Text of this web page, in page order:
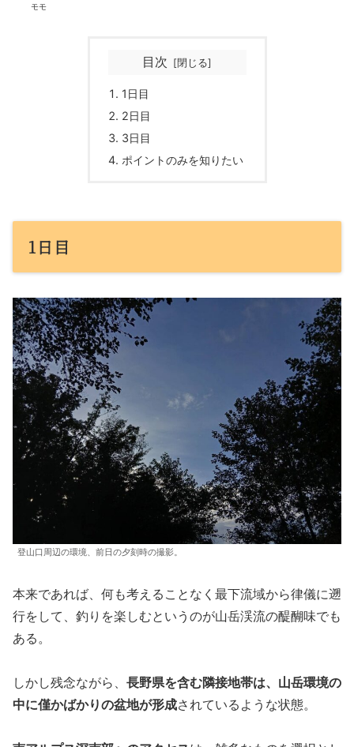
モモ
目次
1日目
2日目
3日目
ポイントのみを知りたい
1日目
登山口周辺の環境、前日の夕刻時の撮影。
本来であれば、何も考えることなく最下流域から律儀に遡
行をして、釣りを楽しむというのが山岳渓流の醍醐味でも
ある。
しかし残念ながら、 長野県を含む隣接地帯は、山岳環境の
中に僅かばかりの盆地が形成されているような状態。